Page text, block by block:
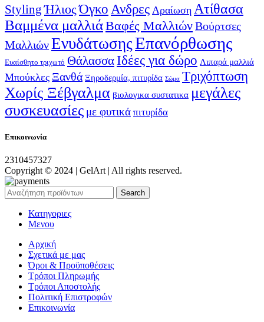
Styling Ήλιος Όγκο Ανδρες Αραίωση Ατίθασα
Βαμμένα μαλλιάΒαφές ΜαλλιώνΒούρτσες
ΜαλλιώνΕνυδάτωσηςΕπανόρθωσης
Ευαίσθητο τριχωτό ΘάλασσαΙδέες για δώρο Λιπαρά μαλλιά
Μπούκλες Ξανθά Ξηροδερμία, πιτυρίδα Σώμα Τριχόπτωση
Χωρίς Ξέβγαλμα βιολογικα συστατικα μεγάλες
συσκευασίες με φυτικά πιτυρίδα
Επικοινωνία
2310457327
Copyright © 2024 | GelArt | All rights reserved.
Search
Κατηγοριες
Μενου
Αρχική
Σχετικά με μας
Όροι & Προϋποθέσεις
Τρόποι Πληρωμής
Τρόποι Αποστολής
Πολιτική Επιστροφών
Επικοινωνία